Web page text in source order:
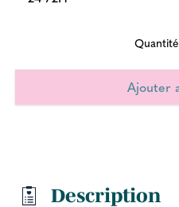
Quantité
Description